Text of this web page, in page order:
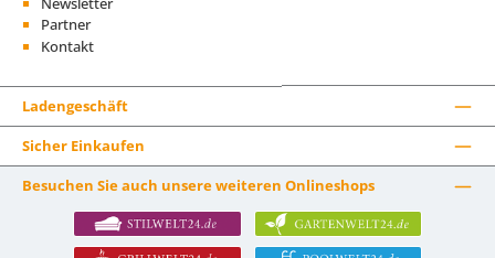
Partner
Kontakt
Ladengeschäft
Sicher Einkaufen
Besuchen Sie auch unsere weiteren Onlineshops